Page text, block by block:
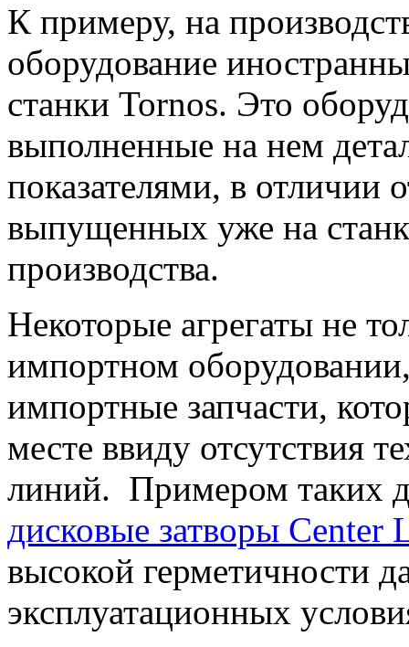
К примеру, на
оборудование
станки Tornos. Это
выполненные на нем
показателями, в отличии
выпущенных уже на
производства.
Некоторые агрегаты не
импортном
импортные запчасти,
месте ввиду отсутствия
линий. Примером таких
дисковые затворы Center
высокой герметичности
эксплуатационных